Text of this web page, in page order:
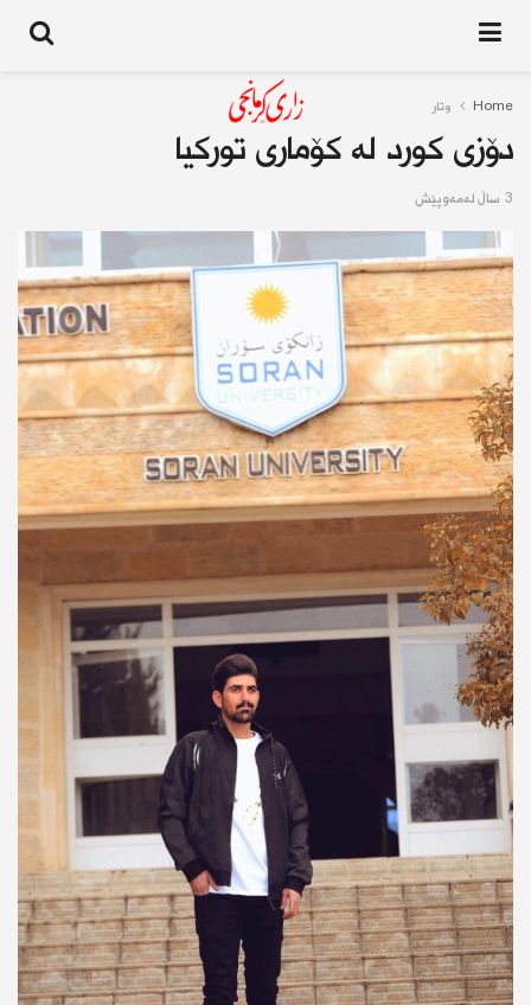
Home وتار
دۆزی کورد لە کۆماری تورکیا
3 ساڵ له‌مه‌وپێش